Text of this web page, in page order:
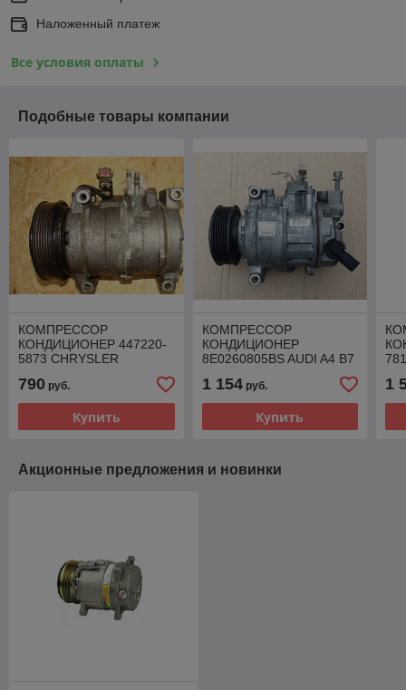
Наложенный платеж
Все условия оплаты
Подобные товары компании
КОМПРЕССОР
КОНДИЦИОНЕР 447220-
5873 CHRYSLER
VOYAGER 2.8 2004 - 2007
790 руб.
Купить
КОМПРЕССОР
КОНДИЦИОНЕР
8E0260805BS AUDI A4 B7
A6 1.9 2.0 TDI BRD TFSI
1 154руб.
Купить
1
Акционные предложения и новинки